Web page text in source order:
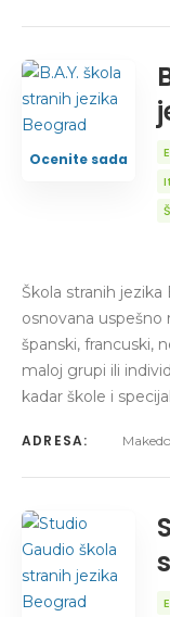
Ocenite sada
Škola stranih jezika
osnovana uspešno
španski, francuski,
maloj grupi ili
kadar škole i
ADRESA: